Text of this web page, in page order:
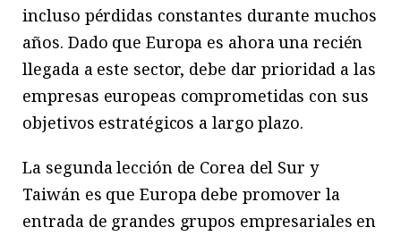
incluso pérdidas constantes durante muchos
años. Dado que Europa es ahora una recién
llegada a este sector, debe dar prioridad a las
empresas europeas comprometidas con sus
objetivos estratégicos a largo plazo.
La segunda lección de Corea del Sur y
Taiwán es que Europa debe promover la
entrada de grandes grupos empresariales en